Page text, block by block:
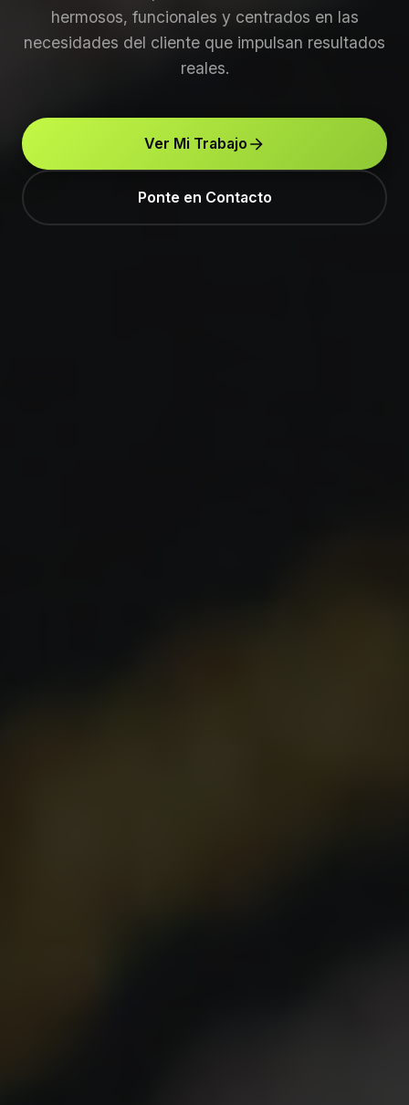
hermosos, funcionales y centrados en las
necesidades del cliente que impulsan resultados
reales.
Ver Mi Trabajo
Ponte en Contacto